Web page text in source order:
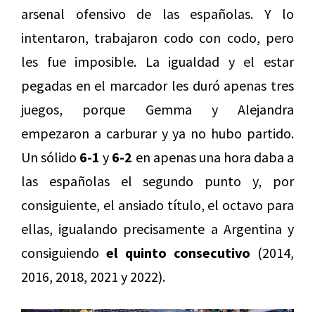
arsenal ofensivo de las españolas. Y lo
intentaron, trabajaron codo con codo, pero
les fue imposible. La igualdad y el estar
pegadas en el marcador les duró apenas tres
juegos, porque Gemma y Alejandra
empezaron a carburar y ya no hubo partido.
Un sólido 6-1 y 6-2 en apenas una hora daba a
las españolas el segundo punto y, por
consiguiente, el ansiado título, el octavo para
ellas, igualando precisamente a Argentina y
consiguiendoel quinto consecutivo (2014,
2016, 2018, 2021 y 2022).